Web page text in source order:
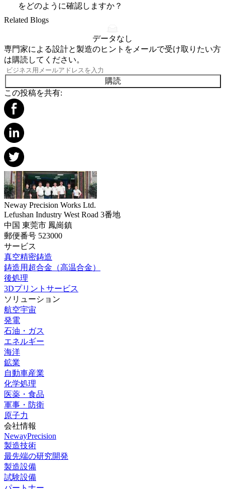
をどのように確認しますか？
Related Blogs
データなし
専門家による設計と製造のヒントをメールで受け取りたい方
は購読してください。
購読
この投稿を共有:
Neway Precision Works Ltd.
Lefushan Industry West Road 3番地
中国 東莞市 鳳崗鎮
郵便番号 523000
サービス
真空精密鋳造
鋳造用超合金（高温合金）
後処理
3Dプリントサービス
ソリューション
航空宇宙
発電
石油・ガス
エネルギー
海洋
鉱業
自動車産業
化学処理
医薬・食品
軍事・防衛
原子力
会社情報
NewayPrecision
製造技術
最先端の研究開発
製造設備
試験設備